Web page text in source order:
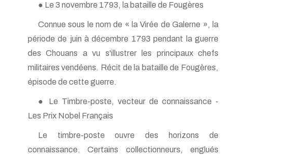
● Le 3 novembre 1793, la bataille de Fougères
Connue sous le nom de « la Virée de Galerne », la
période de juin à décembre 1793 pendant la guerre
des Chouans a vu s'illustrer les principaux chefs
militaires vendéens. Récit de la bataille de Fougères,
épisode de cette guerre.
● Le Timbre-poste, vecteur de connaissance -
Les Prix Nobel Français
Le timbre-poste ouvre des horizons de
connaissance. Certains collectionneurs, englués